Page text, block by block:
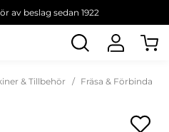
av beslag sedan 1922
& Tillbehör Fräsa & Förbinda